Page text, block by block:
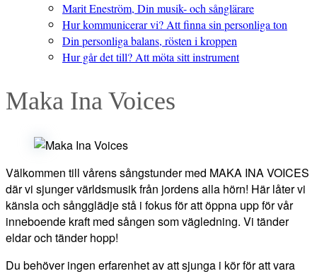
Marit Eneström, Din musik- och sånglärare
Hur kommunicerar vi? Att finna sin personliga ton
Din personliga balans, rösten i kroppen
Hur går det till? Att möta sitt instrument
Maka Ina Voices
Välkommen till vårens sångstunder med MAKA INA VOICES
där vi sjunger världsmusik från jordens alla hörn! Här låter vi
känsla och sångglädje stå i fokus för att öppna upp för vår
inneboende kraft med sången som vägledning. Vi tänder
eldar och tänder hopp!
Du behöver ingen erfarenhet av att sjunga i kör för att vara